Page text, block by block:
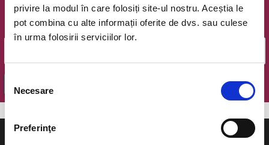
privire la modul în care folosiți site-ul nostru. Aceștia le
pot combina cu alte informații oferite de dvs. sau culese
în urma folosirii serviciilor lor.
consimțământului
Necesare
Preferinţe
evenimente.
Email